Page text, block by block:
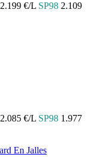
2.199 €/L SP98 2.109
2.085 €/L SP98 1.977
En Jalles